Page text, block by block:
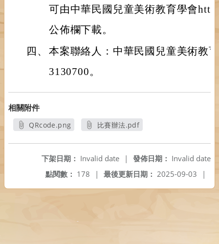
可由中華民國兒童美術教育學會
公佈欄下載。
四、 本案聯絡人：中華民國兒童美術教
3130700。
相關附件
QRcode.png
比賽辦法.pdf
發佈日期： Invalid date
下架日期： Invalid date
|
最後更新日期： 2025-09-03 |
點閱數： 178 |